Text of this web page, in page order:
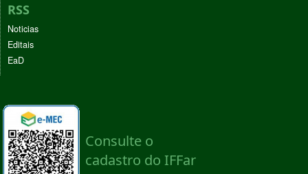
RSS
Noticias
Editais
EaD